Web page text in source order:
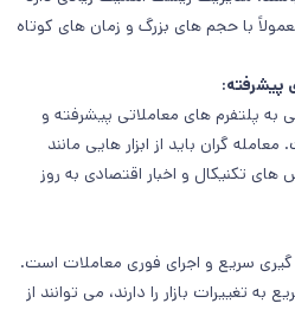
با حجم های بزرگ و زمان های کوتاه
پیشرفته:
به پلتفرم های معاملاتی پیشرفته و
گران باید از ابزار هایی مانند
تکنیکال و اخبار اقتصادی به روز
گیری سریع و اجرای فوری معاملات است.
به تغییرات بازار را دارند، می توانند از